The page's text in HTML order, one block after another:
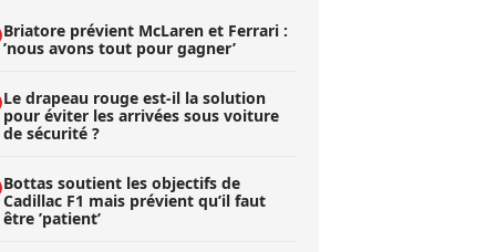
Briatore prévient McLaren et Ferrari :
’nous avons tout pour gagner’
Le drapeau rouge est-il la solution
pour éviter les arrivées sous voiture
de sécurité ?
Bottas soutient les objectifs de
Cadillac F1 mais prévient qu’il faut
être ’patient’